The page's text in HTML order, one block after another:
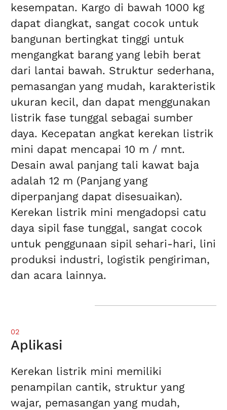
kesempatan. Kargo di bawah 1000 kg
dapat diangkat, sangat cocok untuk
bangunan bertingkat tinggi untuk
mengangkat barang yang lebih berat
dari lantai bawah. Struktur sederhana,
pemasangan yang mudah, karakteristik
ukuran kecil, dan dapat menggunakan
listrik fase tunggal sebagai sumber
daya. Kecepatan angkat kerekan listrik
mini dapat mencapai 10 m / mnt.
Desain awal panjang tali kawat baja
adalah 12 m (Panjang yang
diperpanjang dapat disesuaikan).
Kerekan listrik mini mengadopsi catu
daya sipil fase tunggal, sangat cocok
untuk penggunaan sipil sehari-hari, lini
produksi industri, logistik pengiriman,
dan acara lainnya.
02
Aplikasi
Kerekan listrik mini memiliki
penampilan cantik, struktur yang
wajar, pemasangan yang mudah,